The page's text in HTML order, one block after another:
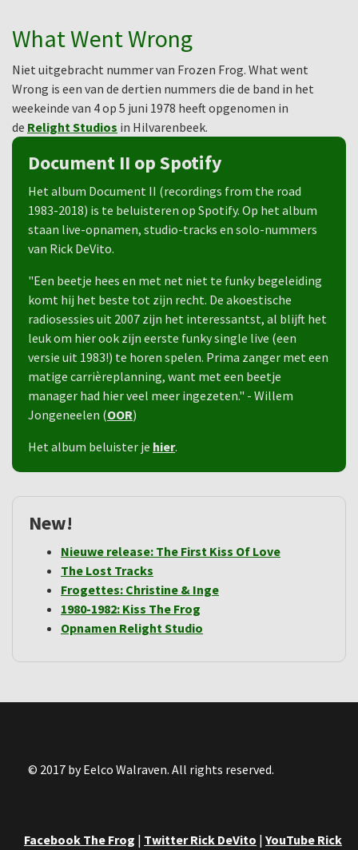
What Went Wrong
Niet uitgebracht nummer van Frozen Frog. What went
Wrong is een van de dertien nummers die de band in het
weekeinde van 4 op 5 juni 1978 heeft opgenomen in
de Relight Studios in Hilvarenbeek.
Document II op Spotify
Het album Document II (recordings from the road
1983-2018) is te beluisteren op Spotify. Op het album
staan live-opnamen, studio-tracks en solo-nummers
van Rick DeVito.
"Een beetje hees en met net niet te funky begeleiding
komt hij het beste tot zijn recht. De akoestische
radiosessies uit 2007 zijn het interessantst, al blijft het
leuk om hier ook zijn eerste funky single live (een
versie uit 1983!) te horen spelen. Prima zanger met een
matige carrièreplanning, want met een beetje
manager had hier veel meer ingezeten." - Willem
Jongeneelen (OOR)
Het album beluister je hier.
New!
Nieuwe release: The First Kiss Of Love
The Lost Tracks
Frogettes: Christine & Inge
1980-1982: Kiss The Frog
Opnamen Relight Studio
© 2017 by Eelco Walraven. All rights reserved.
Facebook The Frog | Twitter Rick DeVito | YouTube Rick